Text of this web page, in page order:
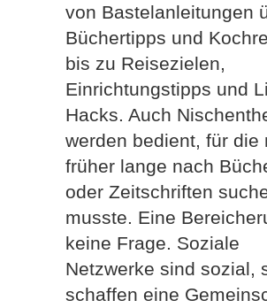
von Bastelanleitungen
Büchertipps und
bis zu Reisezielen,
Einrichtungstipps und
Hacks. Auch
werden bedient, für die
früher lange nach
oder Zeitschriften
musste. Eine
keine Frage. Soziale
Netzwerke sind sozial,
schaffen eine